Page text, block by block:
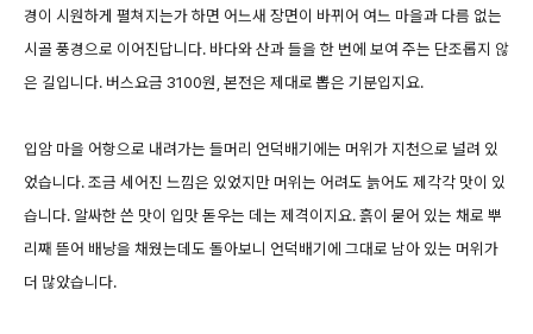
경이 시원하게 펼쳐지는가 하면 어느새 장면이 바뀌어 여느 마을과 다름 없는
시골 풍경으로 이어진답니다. 바다와 산과 들을 한 번에 보여 주는 단조롭지 않
은 길입니다. 버스요금 3100원, 본전은 제대로 뽑은 기분입지요.
입암 마을 어항으로 내려가는 들머리 언덕배기에는 머위가 지천으로 널려 있
었습니다. 조금 세어진 느낌은 있었지만 머위는 어려도 늙어도 제각각 맛이 있
습니다. 알싸한 쓴 맛이 입맛 돋우는 데는 제격이지요. 흙이 묻어 있는 채로 뿌
리째 뜯어 배낭을 채웠는데도 돌아보니 언덕배기에 그대로 남아 있는 머위가
더 많았습니다.